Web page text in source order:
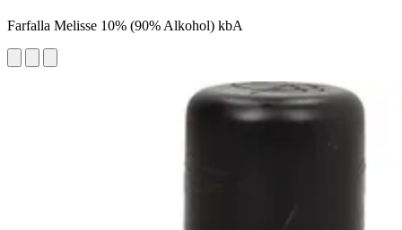
Farfalla Melisse 10% (90% Alkohol) kbA